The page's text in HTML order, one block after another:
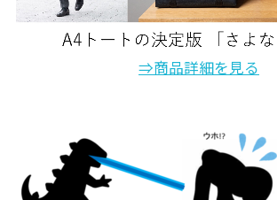
⇒商品詳細を見る